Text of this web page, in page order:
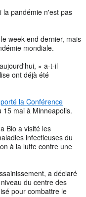
la pandémie n'est pas
week-end dernier, mais
mondiale.
» a-t-il
ont déjà été
la Conférence
15 mai à Minneapolis.
Bio a visité les
infectieuses du
à la lutte contre une
a déclaré
du centre des
pour combattre le